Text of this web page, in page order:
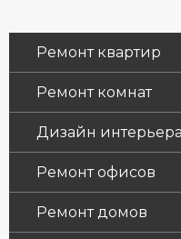
Ремонт квартир
Ремонт комнат
Дизайн интерьера
Ремонт офисов
Ремонт домов